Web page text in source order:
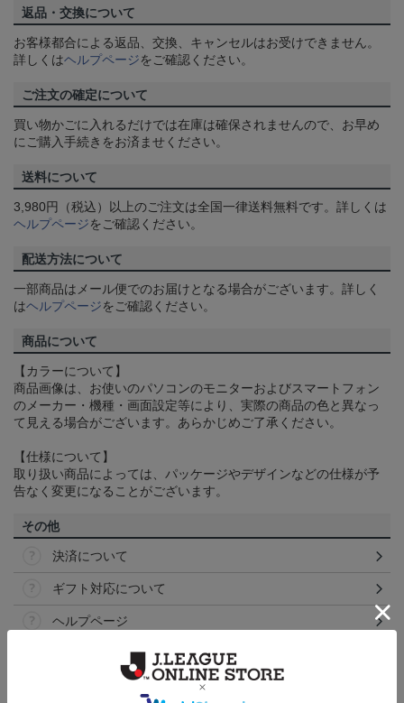
返品・交換について
お客様都合による返品、交換、キャンセルはお受けできません。
詳しくはヘルプページをご確認ください。
ご注文の確定について
買い物かごに入れるだけでは在庫は確保されませんので、お早め
にご購入手続きをお済ませください。
送料について
3,980円（税込）以上のご注文は全国一律送料無料です。詳しくは
ヘルプページをご確認ください。
配送方法について
一部商品はメール便でのお届けとなる場合がございます。詳しく
はヘルプページをご確認ください。
商品について
【カラーについて】
商品画像は、お使いのパソコンのモニターおよびスマートフォン
のメーカー・機種・画面設定等により、実際の商品の色と異なっ
て見える場合がございます。あらかじめご了承ください。
【仕様について】
取り扱い商品によっては、パッケージやデザインなどの仕様が予
告なく変更になることがございます。
その他
決済について
ギフト対応について
ヘルプページ